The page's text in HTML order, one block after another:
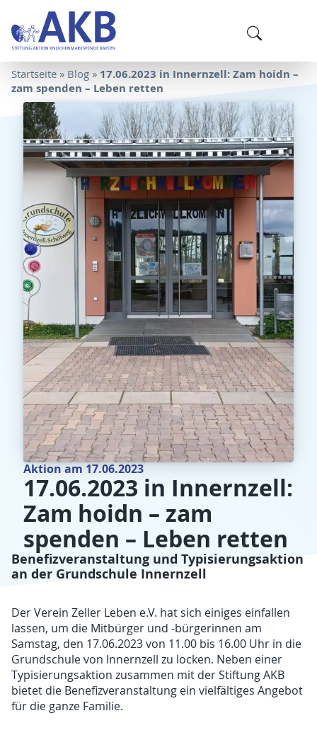
Startseite » Blog » 17.06.2023 in Innernzell: Zam hoidn –
zam spenden – Leben retten
Aktion am 17.06.2023
17.06.2023 in Innernzell:
Zam hoidn – zam
spenden – Leben retten
Benefizveranstaltung und Typisierungsaktion
an der Grundschule Innernzell
Der Verein Zeller Leben e.V. hat sich einiges einfallen
lassen, um die Mitbürger und -bürgerinnen am
Samstag, den 17.06.2023 von 11.00 bis 16.00 Uhr in die
Grundschule von Innernzell zu locken. Neben einer
Typisierungsaktion zusammen mit der Stiftung AKB
bietet die Benefizveranstaltung ein vielfältiges Angebot
für die ganze Familie.